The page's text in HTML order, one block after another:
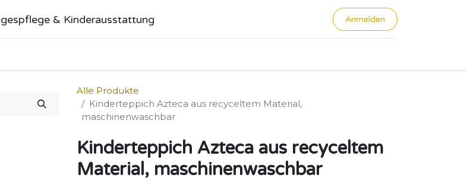
& Kinderausstattung Anmelden
Alle Produkte
Kinderteppich Azteca aus recyceltem Material,
maschinenwaschbar
Kinderteppich Azteca aus recyceltem
Material, maschinenwaschbar